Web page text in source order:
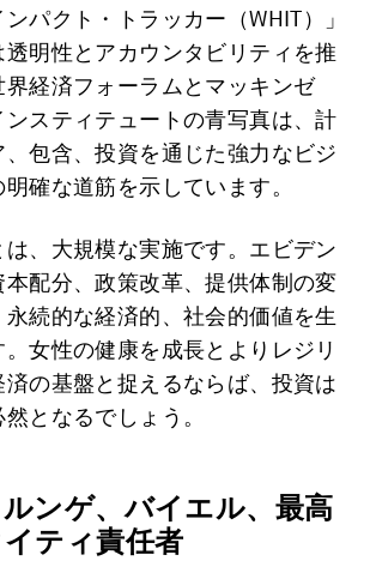
パクト・トラッカー（WHIT）」
透明性とアカウンタビリティを推
経済フォーラムとマッキンゼ
スティテュートの青写真は、計
包含、投資を通じた強力なビジ
確な道筋を示しています。
、大規模な実施です。エビデン
本配分、政策改革、提供体制の変
続的な経済的、社会的価値を生
女性の健康を成長とよりレジリ
の基盤と捉えるならば、投資は
となるでしょう。
ンゲ、バイエル、最高
ティ責任者